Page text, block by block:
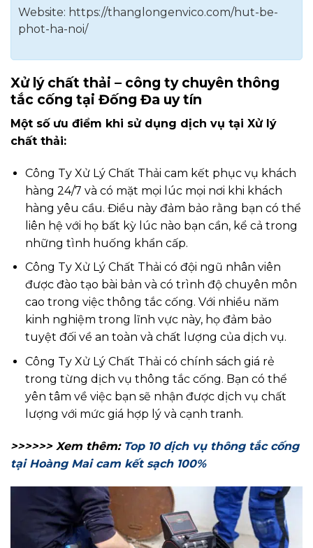
Website: https://thanglongenvico.com/hut-be-
phot-ha-noi/
Xử lý chất thải – công ty chuyên thông
tắc cống tại Đống Đa uy tín
Một số ưu điểm khi sử dụng dịch vụ tại Xử lý
chất thải:
Công Ty Xử Lý Chất Thải cam kết phục vụ khách
hàng 24/7 và có mặt mọi lúc mọi nơi khi khách
hàng yêu cầu. Điều này đảm bảo rằng bạn có thể
liên hệ với họ bất kỳ lúc nào bạn cần, kể cả trong
những tình huống khẩn cấp.
Công Ty Xử Lý Chất Thải có đội ngũ nhân viên
được đào tạo bài bản và có trình độ chuyên môn
cao trong việc thông tắc cống. Với nhiều năm
kinh nghiệm trong lĩnh vực này, họ đảm bảo
tuyệt đối về an toàn và chất lượng của dịch vụ.
Công Ty Xử Lý Chất Thải có chính sách giá rẻ
trong từng dịch vụ thông tắc cống. Bạn có thể
yên tâm về việc bạn sẽ nhận được dịch vụ chất
lượng với mức giá hợp lý và cạnh tranh.
>>>>>> Xem thêm: Top 10 dịch vụ thông tắc cống
tại Hoàng Mai cam kết sạch 100%